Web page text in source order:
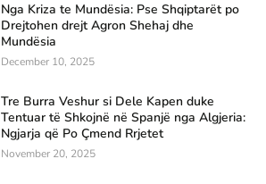
Nga Kriza te Mundësia: Pse Shqiptarët po
Drejtohen drejt Agron Shehaj dhe
Mundësia
December 10, 2025
Tre Burra Veshur si Dele Kapen duke
Tentuar të Shkojnë në Spanjë nga Algjeria:
Ngjarja që Po Çmend Rrjetet
November 20, 2025